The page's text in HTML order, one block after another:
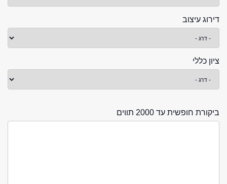
דירוג עיצוב
ציון כללי
ביקורת חופשית עד 2000 תווים